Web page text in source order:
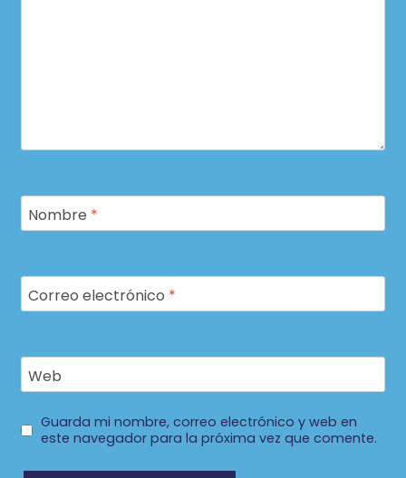
Nombre *
Correo electrónico *
Web
Guarda mi nombre, correo electrónico y web en
este navegador para la próxima vez que comente.